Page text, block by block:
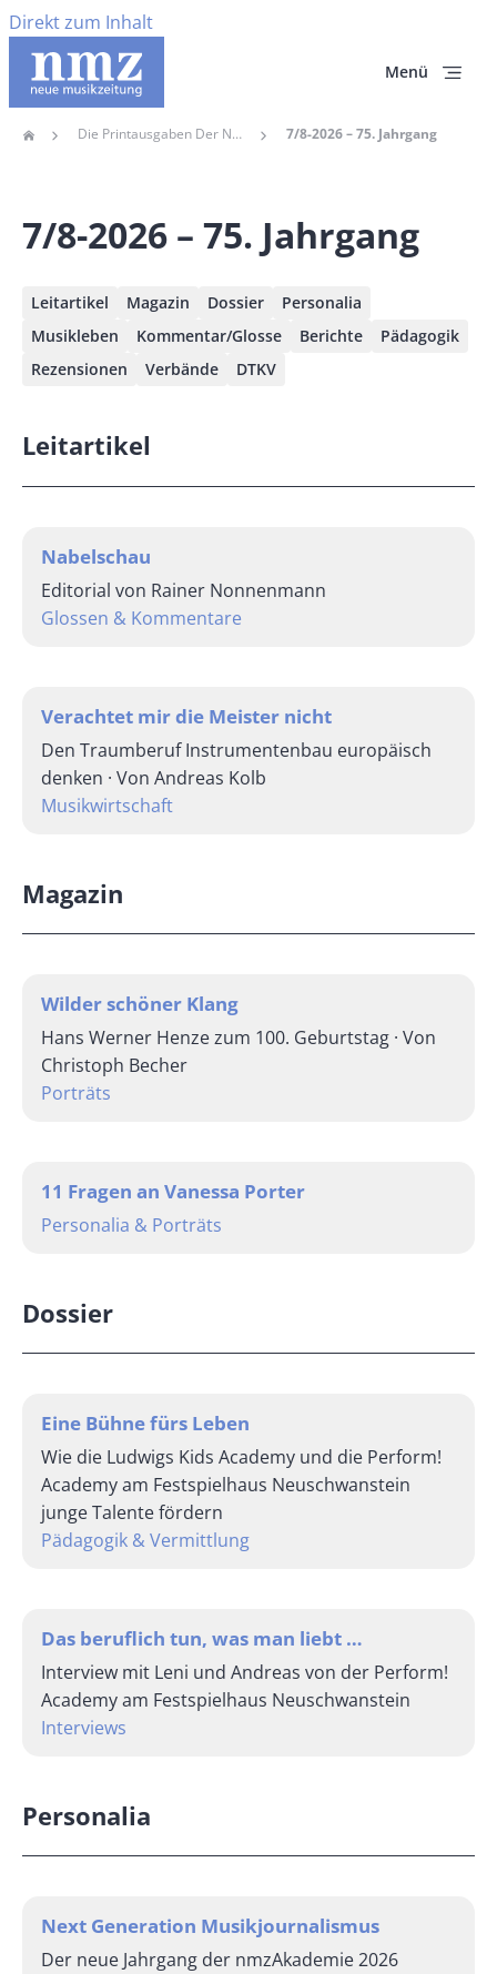
Direkt zum Inhalt
Menü
Home Die Printausgaben Der Neuen Musikzeitung Seit 1997 7/8-2026 – 75. Jahrgang
7/8-2026 – 75. Jahrgang
Leitartikel Magazin Dossier
Personalia
Musikleben
Kommentar/Glosse Berichte
Pädagogik
Rezensionen
Verbände DTKV
Leitartikel
Nabelschau
Editorial von Rainer Nonnenmann
Glossen & Kommentare
Verachtet mir die Meister nicht
Den Traumberuf Instrumentenbau europäisch
denken · Von Andreas Kolb
Musikwirtschaft
Magazin
Wilder schöner Klang
Hans Werner Henze zum 100. Geburtstag · Von
Christoph Becher
Porträts
11 Fragen an Vanessa Porter
Personalia & Porträts
Dossier
Eine Bühne fürs Leben
Wie die Ludwigs Kids Academy und die Perform!
Academy am Festspielhaus Neuschwanstein
junge Talente fördern
Pädagogik & Vermittlung
Das beruflich tun, was man liebt …
Interview mit Leni und Andreas von der Perform!
Academy am Festspielhaus Neuschwanstein
Interviews
Personalia
Next Generation Musikjournalismus
Der neue Jahrgang der nmzAkademie 2026